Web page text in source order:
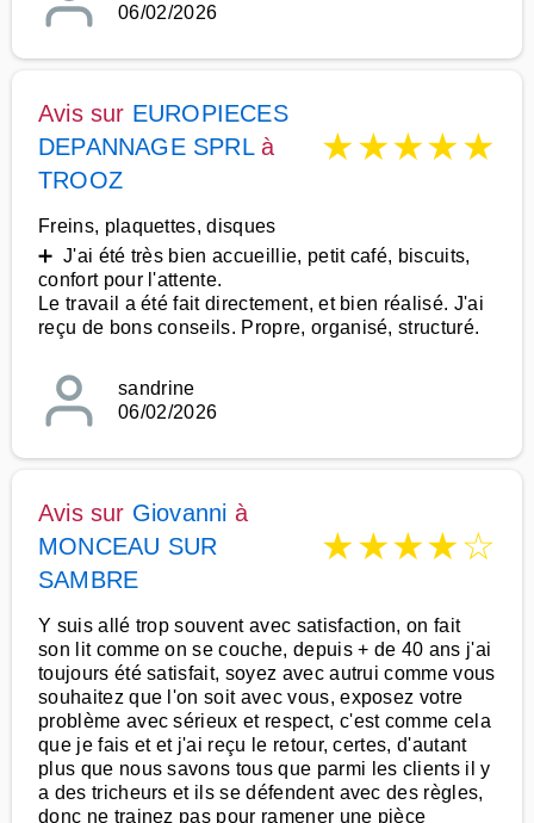
06/02/2026
Avis sur EUROPIECES
DEPANNAGE SPRLà
TROOZ
★★★★★
Freins, plaquettes, disques
➕ J'ai été très bien accueillie, petit café, biscuits,
confort pour l'attente.
Le travail a été fait directement, et bien réalisé. J'ai
reçu de bons conseils. Propre, organisé, structuré.
sandrine
06/02/2026
Avis sur Giovanni à
MONCEAU SUR
SAMBRE
★★★★☆
Y suis allé trop souvent avec satisfaction, on fait
son lit comme on se couche, depuis + de 40 ans j'ai
toujours été satisfait, soyez avec autrui comme vous
souhaitez que l'on soit avec vous, exposez votre
problème avec sérieux et respect, c'est comme cela
que je fais et et j'ai reçu le retour, certes, d'autant
plus que nous savons tous que parmi les clients il y
a des tricheurs et ils se défendent avec des règles,
donc ne trainez pas pour ramener une pièce